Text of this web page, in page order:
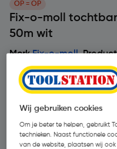
OP = OP
Fix-o-moll
50m wit
MerkFix-o-moll
2
Wij gebruiken cookies
Om je beter te helpen, gebruikt
technieken. Naast functionele
van de website, plaatsen wij